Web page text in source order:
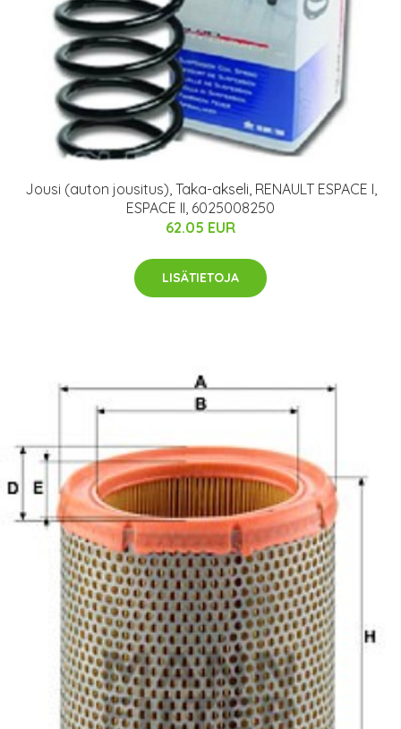
Jousi (auton jousitus), Taka-akseli, RENAULT ESPACE I,
ESPACE II, 6025008250
62.05 EUR
LISÄTIETOJA